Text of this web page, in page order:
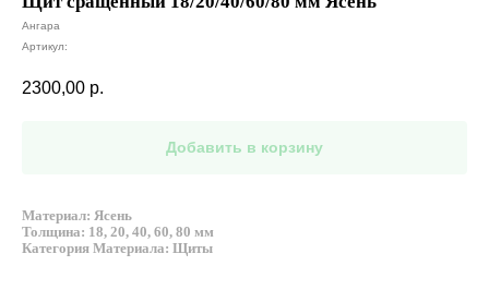
Ангара
Артикул:
2300,00 р.
Добавить в корзину
Материал: Ясень
Толщина: 18, 20, 40, 60, 80 мм
Категория Материала: Щиты